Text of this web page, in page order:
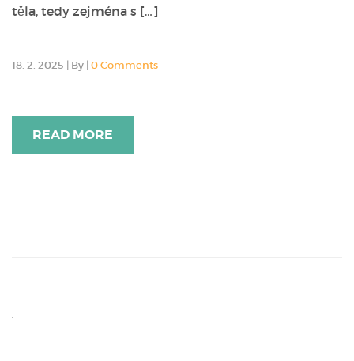
těla, tedy zejména s […]
18. 2. 2025 | By | 0 Comments
READ MORE